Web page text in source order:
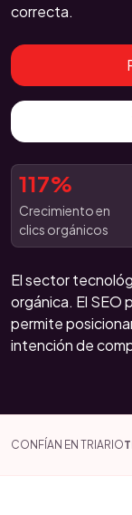
correcta.
117%
Crecimiento en
clics orgánicos
El sector
orgánica. El SEO
permite
intención de
CONFÍAN EN TRIARIO